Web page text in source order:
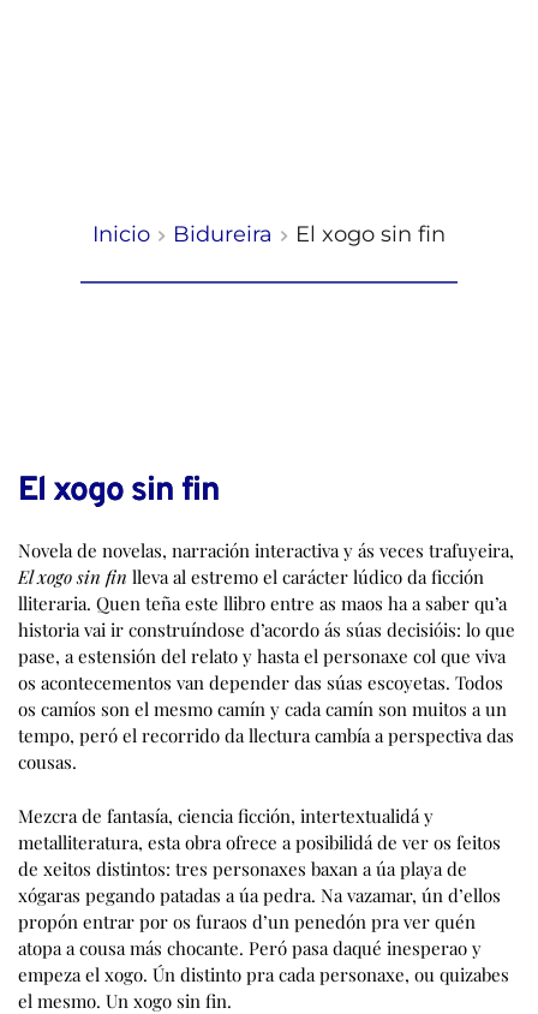
Inicio Bidureira El xogo sin fin
El xogo sin fin
Novela de novelas, narración interactiva y ás veces trafuyeira,
El xogo sin fin lleva al estremo el carácter lúdico da ficción
lliteraria. Quen teña este llibro entre as maos ha a saber qu’a
historia vai ir construíndose d’acordo ás súas decisióis: lo que
pase, a estensión del relato y hasta el personaxe col que viva
os acontecementos van depender das súas escoyetas. Todos
os camíos son el mesmo camín y cada camín son muitos a un
tempo, peró el recorrido da llectura cambía a perspectiva das
cousas.
Mezcra de fantasía, ciencia ficción, intertextualidá y
metalliteratura, esta obra ofrece a posibilidá de ver os feitos
de xeitos distintos: tres personaxes baxan a úa playa de
xógaras pegando patadas a úa pedra. Na vazamar, ún d’ellos
propón entrar por os furaos d’un penedón pra ver quén
atopa a cousa más chocante. Peró pasa daqué inesperao y
empeza el xogo. Ún distinto pra cada personaxe, ou quizabes
el mesmo. Un xogo sin fin.